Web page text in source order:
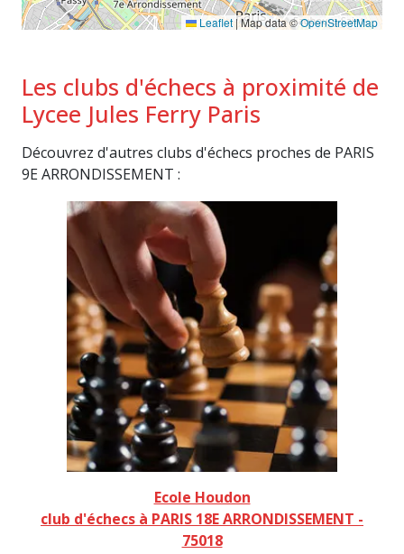
Leaflet|Map data ©OpenStreetMap
Les clubs d'échecs à proximité de
Lycee Jules Ferry Paris
Découvrez d'autres clubs d'échecs proches de PARIS
9E ARRONDISSEMENT :
Ecole Houdon
club d'échecs à PARIS 18E ARRONDISSEMENT -
75018